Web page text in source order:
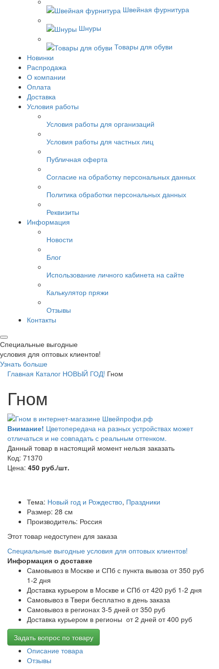
Швейная фурнитура
Шнуры
Товары для обуви
Новинки
Распродажа
О компании
Оплата
Доставка
Условия работы
Условия работы для организаций
Условия работы для частных лиц
Публичная оферта
Согласие на обработку персональных данных
Политика обработки персональных данных
Реквизиты
Информация
Новости
Блог
Использование личного кабинета на сайте
Калькулятор пряжи
Отзывы
Контакты
Специальные выгодные
условия для оптовых клиентов!
Узнать больше
Главная Каталог НОВЫЙ ГОД! Гном
Гном
Внимание! Цветопередача на разных устройствах может
отличаться и не совпадать с реальным оттенком.
Данный товар в настоящий момент нельзя заказать
Код: 71370
Цена: 450 руб./шт.
Тема: Новый год и Рождество, Праздники
Размер: 28 см
Производитель: Россия
Этот товар недоступен для заказа
Специальные выгодные условия для оптовых клиентов!
Информация о доставке
Самовывоз в Москве и СПб с пункта вывоза от 350 руб
1-2 дня
Доставка курьером в Москве и СПб от 420 руб 1-2 дня
Самовывоз в Твери бесплатно в день заказа
Самовывоз в регионах 3-5 дней от 350 руб
Доставка курьером в регионы от 2 дней от 400 руб
Задать вопрос по товару
Описание товара
Отзывы